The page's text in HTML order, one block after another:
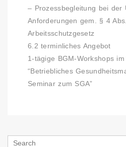
– Prozessbegleitung bei der
Anforderungen gem. § 4
Arbeitsschutzgesetz
6.2 terminliches Angebot
1-tägige BGM-Workshops
“Betriebliches
Seminar zum SGA”
Search